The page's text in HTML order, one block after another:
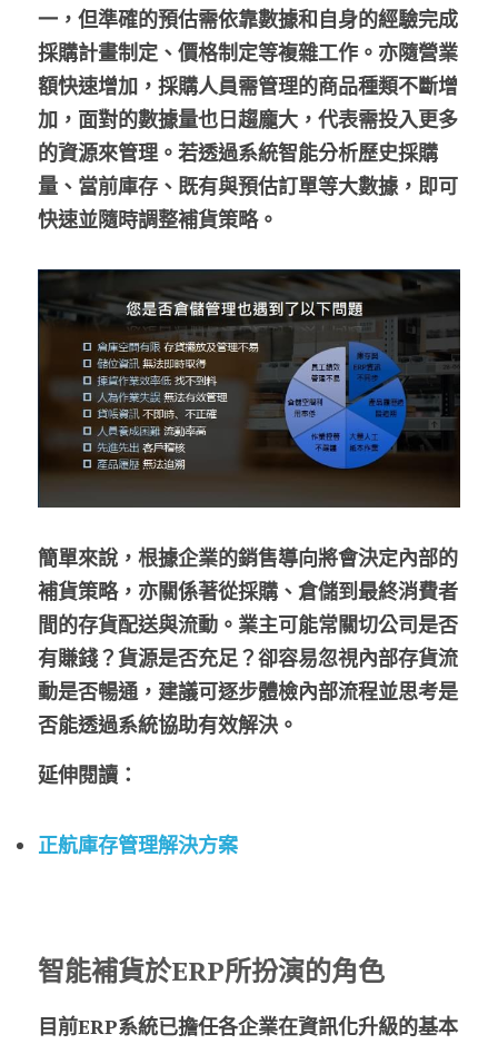
一，但準確的預估需依靠數據和自身的經驗完成
採購計畫制定、價格制定等複雜工作。亦隨營業
額快速增加，採購人員需管理的商品種類不斷增
加，面對的數據量也日趨龐大，代表需投入更多
的資源來管理。若透過系統智能分析歷史採購
量、當前庫存、既有與預估訂單等大數據，即可
快速並隨時調整補貨策略。
簡單來說，根據企業的銷售導向將會決定內部的
補貨策略，亦關係著從採購、倉儲到最終消費者
間的存貨配送與流動。業主可能常關切公司是否
有賺錢？貨源是否充足？卻容易忽視內部存貨流
動是否暢通，建議可逐步體檢內部流程並思考是
否能透過系統協助有效解決。
延伸閱讀：
正航庫存管理解決方案
智能補貨於ERP所扮演的角色
目前ERP系統已擔任各企業在資訊化升級的基本